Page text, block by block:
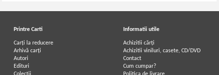
Printre Carti
Carți la reducere
Arhivă carți
Autori
Edituri
Informatii utile
Achizitii cărți
Achizitii viniluri, casete, CD/DVD
Contact
Cum cumpar?